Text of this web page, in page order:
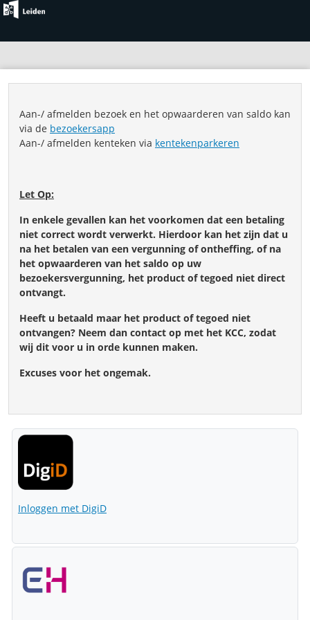
Aan-/ afmelden bezoek en het opwaarderen van saldo kan
via de bezoekersapp
Aan-/ afmelden kenteken via kentekenparkeren
Let Op:
In enkele gevallen kan het voorkomen dat een betaling
niet correct wordt verwerkt. Hierdoor kan het zijn dat u
na het betalen van een vergunning of ontheffing, of na
het opwaarderen van het saldo op uw
bezoekersvergunning, het product of tegoed niet direct
ontvangt.
Heeft u betaald maar het product of tegoed niet
ontvangen? Neem dan contact op met het KCC, zodat
wij dit voor u in orde kunnen maken.
Excuses voor het ongemak.
Inloggen met DigiD